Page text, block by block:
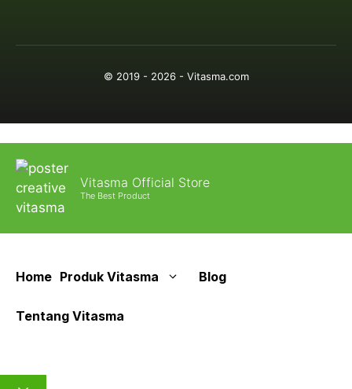
© 2019 - 2026 - Vitasma.com
Vitasma Official Store
The Best Product
Home Produk Vitasma Blog
Tentang Vitasma